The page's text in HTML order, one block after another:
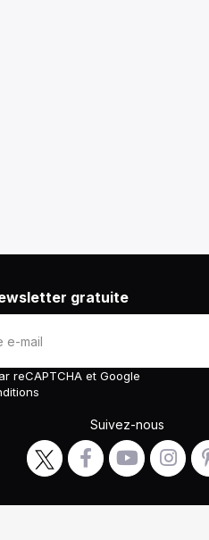
gratuite
reCAPTCHA et Google
Suivez-nous